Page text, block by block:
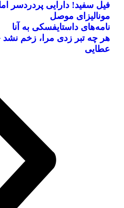
فیل سفید! دارایی پردردسر اما
مونالیزای موصل
نامه‌های داستایفسکی به آنا
هر چه تبر زدی مرا، زخم نشد
عطایی
جرج بست
بریل امبولو
جانلوکا
صلاح یا شورله
کینگزلی